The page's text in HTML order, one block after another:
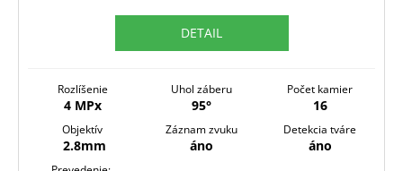
DETAIL
Rozlíšenie
4 MPx
Uhol záberu
95°
Počet kamier
16
Objektív
2.8mm
Záznam zvuku
áno
Detekcia tváre
áno